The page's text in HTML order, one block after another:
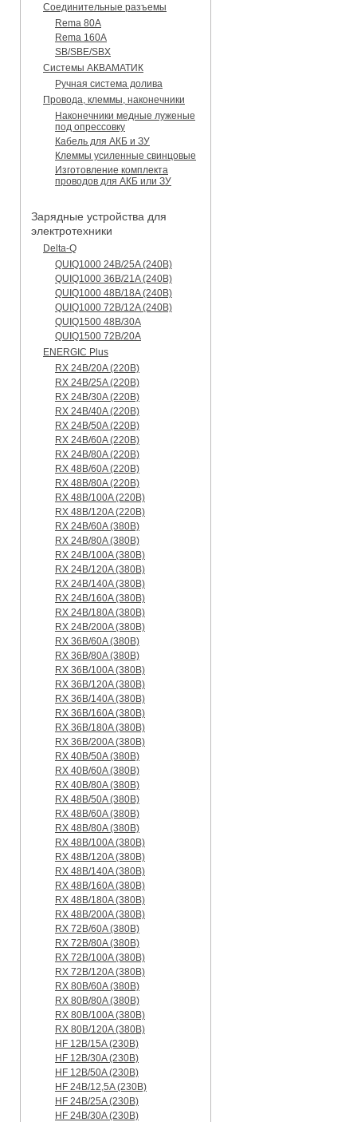
Соединительные разъемы
Rema 80A
Rema 160A
SB/SBE/SBX
Системы АКВАМАТИК
Ручная система долива
Провода, клеммы, наконечники
Наконечники медные луженые
под опрессовку
Кабель для АКБ и ЗУ
Клеммы усиленные свинцовые
Изготовление комплекта
проводов для АКБ или ЗУ
Зарядные устройства для
электротехники
Delta-Q
QUIQ1000 24B/25A (240B)
QUIQ1000 36B/21A (240B)
QUIQ1000 48B/18A (240B)
QUIQ1000 72B/12A (240B)
QUIQ1500 48B/30A
QUIQ1500 72B/20A
ENERGIC Plus
RX 24B/20A (220B)
RX 24B/25A (220B)
RX 24B/30A (220B)
RX 24B/40A (220B)
RX 24B/50A (220B)
RX 24B/60A (220B)
RX 24B/80A (220B)
RX 48B/60A (220B)
RX 48B/80A (220B)
RX 48B/100A (220B)
RX 48B/120A (220B)
RX 24B/60A (380B)
RX 24B/80A (380B)
RX 24B/100A (380B)
RX 24B/120A (380B)
RX 24B/140A (380B)
RX 24B/160A (380B)
RX 24B/180A (380B)
RX 24B/200A (380B)
RX 36B/60A (380B)
RX 36B/80A (380B)
RX 36B/100A (380B)
RX 36B/120A (380B)
RX 36B/140A (380B)
RX 36B/160A (380B)
RX 36B/180A (380B)
RX 36B/200A (380B)
RX 40B/50A (380B)
RX 40B/60A (380B)
RX 40B/80A (380B)
RX 48B/50A (380B)
RX 48B/60A (380B)
RX 48B/80A (380B)
RX 48B/100A (380B)
RX 48B/120A (380B)
RX 48B/140A (380B)
RX 48B/160A (380B)
RX 48B/180A (380B)
RX 48B/200A (380B)
RX 72B/60A (380B)
RX 72B/80A (380B)
RX 72B/100A (380B)
RX 72B/120A (380B)
RX 80B/60A (380B)
RX 80B/80A (380B)
RX 80B/100A (380B)
RX 80B/120A (380B)
HF 12B/15A (230B)
HF 12B/30A (230B)
HF 12B/50A (230B)
HF 24B/12,5A (230B)
HF 24B/25A (230B)
HF 24B/30A (230B)